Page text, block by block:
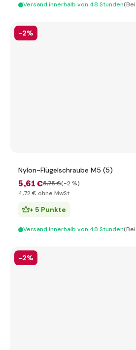
Versand innerhalb von 48 Stunden
-2%
Nylon-Flügelschraube M5 (5)
5,61 €5,75 €(-2 %)
4,72 € ohne MwSt
+ 5 Punkte
Versand innerhalb von 48 Stunden
-2%